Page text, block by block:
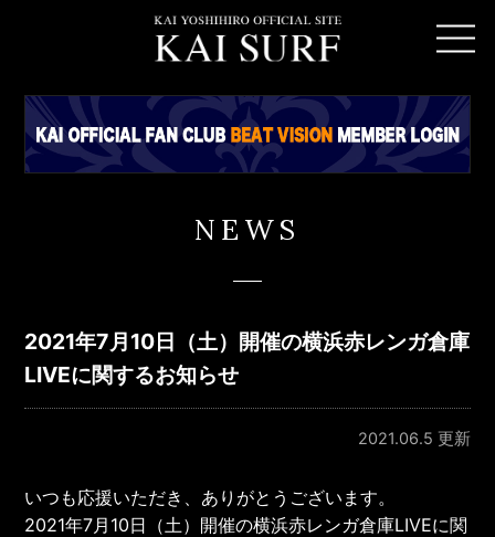
NEWS
2021年7月10日（土）開催の横浜赤レンガ倉庫
LIVEに関するお知らせ
2021.06.5 更新
いつも応援いただき、ありがとうございます。
2021年7月10日（土）開催の横浜赤レンガ倉庫LIVEに関